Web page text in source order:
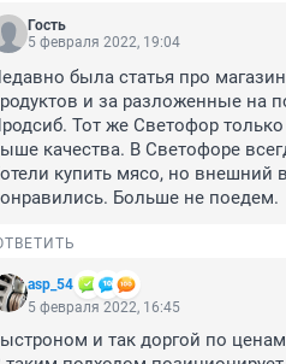
Гость
5 февраля 2022, 19:04
была статья про
и за разложенные на
Тот же Светофор
качества. В Светофоре
купить мясо, но внешний
Больше не поедем.
asp_54
5 февраля 2022, 16:45
и так доргой по